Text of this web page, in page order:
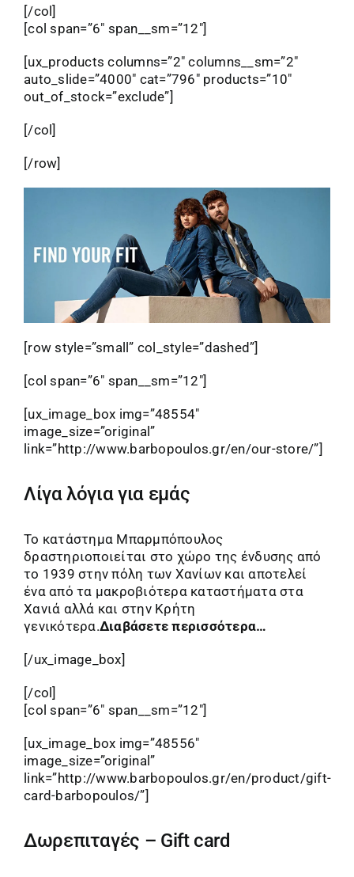
[/col]
[col span=”6″ span__sm=”12″]
[ux_products columns=”2″ columns__sm=”2″
auto_slide=”4000″ cat=”796″ products=”10″
out_of_stock=”exclude”]
[/col]
[/row]
[row style=”small” col_style=”dashed”]
[col span=”6″ span__sm=”12″]
[ux_image_box img=”48554″
image_size=”original”
link=”http://www.barbopoulos.gr/en/our-store/”]
Λίγα λόγια για εμάς
Το κατάστημα Μπαρμπόπουλος
δραστηριοποιείται στο χώρο της ένδυσης από
το 1939 στην πόλη των Χανίων και αποτελεί
ένα από τα μακροβιότερα καταστήματα στα
Χανιά αλλά και στην Κρήτη
γενικότερα.Διαβάσετε περισσότερα…
[/ux_image_box]
[/col]
[col span=”6″ span__sm=”12″]
[ux_image_box img=”48556″
image_size=”original”
link=”http://www.barbopoulos.gr/en/product/gift-
card-barbopoulos/”]
Δωρεπιταγές – Gift card